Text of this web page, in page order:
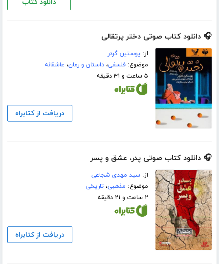
دانلود کتاب
🎧 دانلود کتاب صوتی دختر پرتقالی
از:یوستین گردر
موضوع:فلسفی،داستان و رمان، عاشقانه
۵ ساعت و ۳۱ دقیقه
دریافت از کتابراه
🎧 دانلود کتاب صوتی پدر، عشق و پسر
از:سید مهدی شجاعی
موضوع: مذهبی،تاریخی
۲ ساعت و ۲۱ دقیقه
دریافت از کتابراه